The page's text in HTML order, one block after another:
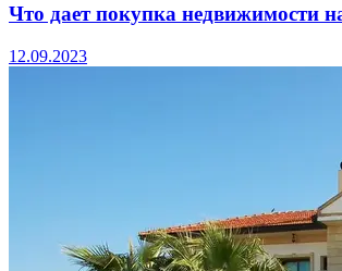
Что дает покупка недвижимости
12.09.2023